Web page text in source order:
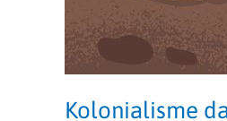
Kolonialisme